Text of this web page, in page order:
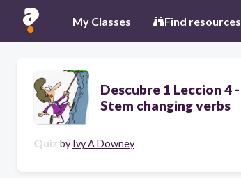
My Classes Find resources
Descubre 1 Leccion 4 -
Stem changing verbs
Quiz by Ivy A Downey